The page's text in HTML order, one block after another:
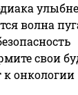
волна
свои
к онкологии